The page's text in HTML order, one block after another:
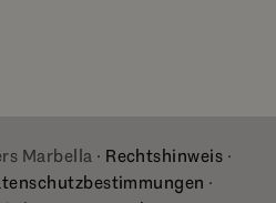
Marbella · Rechtshinweis ·
·